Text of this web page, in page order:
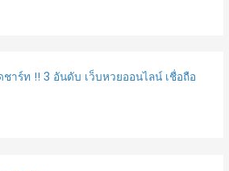
าร์ท !! 3 อันดับ เว็บหวยออนไลน์ เชื่อถือ